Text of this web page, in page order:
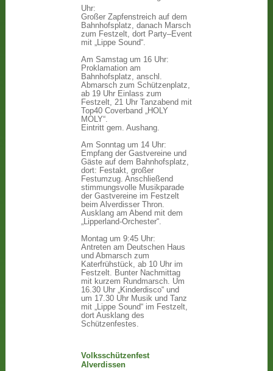
Uhr:
Großer Zapfenstreich auf dem
Bahnhofsplatz, danach Marsch
zum Festzelt, dort Party–Event
mit „Lippe Sound“.
Am Samstag um 16 Uhr:
Proklamation am
Bahnhofsplatz, anschl.
Abmarsch zum Schützenplatz,
ab 19 Uhr Einlass zum
Festzelt, 21 Uhr Tanzabend mit
Top40 Coverband „HOLY
MOLY“.
Eintritt gem. Aushang.
Am Sonntag um 14 Uhr:
Empfang der Gastvereine und
Gäste auf dem Bahnhofsplatz,
dort: Festakt, großer
Festumzug. Anschließend
stimmungsvolle Musikparade
der Gastvereine im Festzelt
beim Alverdisser Thron.
Ausklang am Abend mit dem
„Lipperland-Orchester“.
Montag um 9:45 Uhr:
Antreten am Deutschen Haus
und Abmarsch zum
Katerfrühstück, ab 10 Uhr im
Festzelt. Bunter Nachmittag
mit kurzem Rundmarsch. Um
16.30 Uhr „Kinderdisco“ und
um 17.30 Uhr Musik und Tanz
mit „Lippe Sound“ im Festzelt,
dort Ausklang des
Schützenfestes.
Volksschützenfest
Alverdissen